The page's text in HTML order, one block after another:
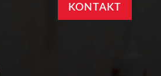
KONTAKT